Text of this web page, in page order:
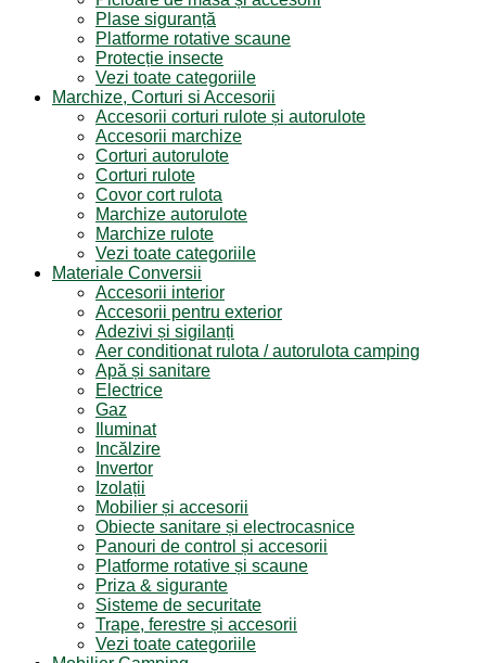
Plase siguranță
Platforme rotative scaune
Protecție insecte
Vezi toate categoriile
Marchize, Corturi si Accesorii
Accesorii corturi rulote și autorulote
Accesorii marchize
Corturi autorulote
Corturi rulote
Covor cort rulota
Marchize autorulote
Marchize rulote
Vezi toate categoriile
Materiale Conversii
Accesorii interior
Accesorii pentru exterior
Adezivi și sigilanți
Aer conditionat rulota / autorulota camping
Apă și sanitare
Electrice
Gaz
Iluminat
Incălzire
Invertor
Izolații
Mobilier și accesorii
Obiecte sanitare și electrocasnice
Panouri de control și accesorii
Platforme rotative și scaune
Priza & sigurante
Sisteme de securitate
Trape, ferestre și accesorii
Vezi toate categoriile